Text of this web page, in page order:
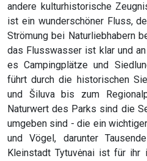
andere kulturhistorische
ist ein wunderschöner Fluss,
Strömung bei Naturliebhabern
das Flusswasser ist klar und
es Campingplätze und
führt durch die historischen
und Šiluva bis zum
Naturwert des Parks sind die
umgeben sind - die ein
und Vögel, darunter
Kleinstadt Tytuvėnai ist für ihr